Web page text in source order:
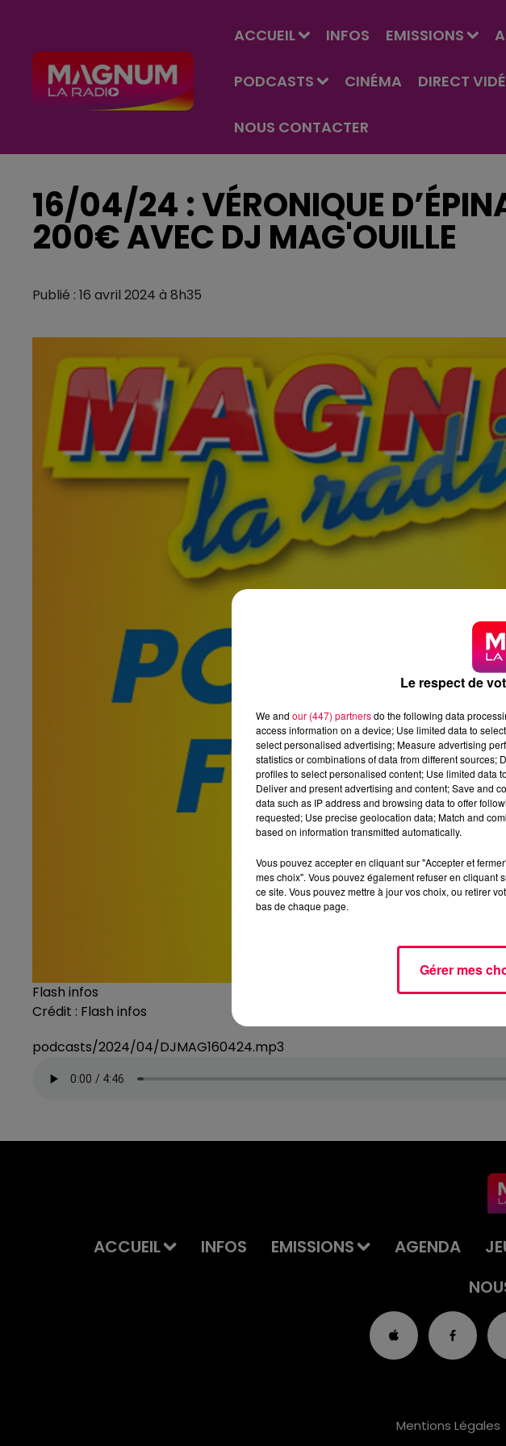
ACCUEIL INFOS EMISSIONS
PODCASTS CINÉMA DIRECT
NOUS CONTACTER
16/04/24 : VÉRONIQUE
200€ AVEC DJ MAG'OUILLE
Publié : 16 avril 2024 à 8h35
Flash infos
Crédit : Flash infos
podcasts/2024/04/DJMAG160424.mp3
ACCUEIL INFOS EMISSIONS AGENDA
Mentions Légales
Le respect de
We and our (447) partnersdo the following data
access information on a device; Use limited data to
select personalised advertising; Measure advertising
statistics or combinations of data from different
profiles to select personalised content; Use limited data
Deliver and present advertising and content; Save and
data such as IP address and browsing data to offer
requested; Use precise geolocation data; Match and
based on information transmitted automatically.
Vous pouvez accepter en cliquant sur "Accepter et
mes choix". Vous pouvez également refuser en cliquant
ce site. Vous pouvez mettre à jour vos choix, ou retirer
bas de chaque page.
Gérer mes